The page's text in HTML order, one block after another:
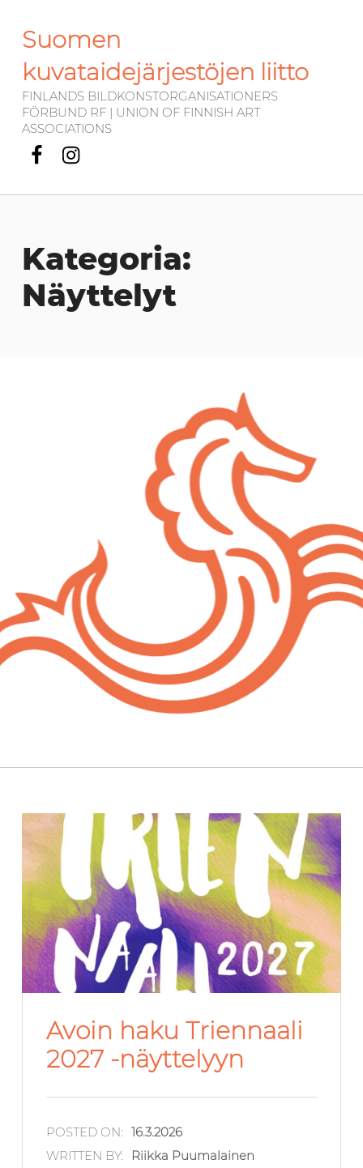
Suomen
kuvataidejärjestöjen liitto
FINLANDS BILDKONSTORGANISATIONERS
FÖRBUND RF | UNION OF FINNISH ART
ASSOCIATIONS
Facebook
Instagram
Kategoria:
Näyttelyt
Avoin haku Triennaali
2027 -näyttelyyn
POSTED ON:
16.3.2026
WRITTEN BY:
Riikka Puumalainen